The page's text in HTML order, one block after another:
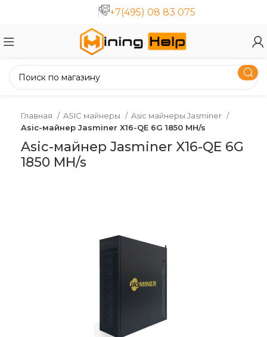
+7(495) 08 83 075
Главная ASIC майнеры
Asic майнеры Jasminer
Asic-майнер Jasminer X16-QE 6G 1850 MH/s
Asic-майнер Jasminer X16-QE 6G
1850 MH/s